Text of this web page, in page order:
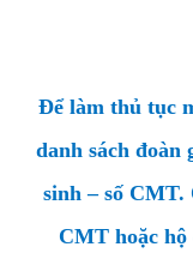
Để làm thủ tục
danh sách đoàn
sinh – số CMT.
CMT hoặc